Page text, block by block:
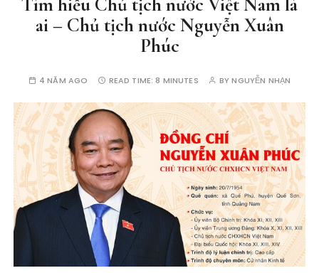
Tìm hiểu Chủ tịch nước Việt Nam là
ai – Chủ tịch nước Nguyễn Xuân
Phúc
4 NĂM AGO READ TIME:8 MINUTES BYNGUYỄN NHẠN